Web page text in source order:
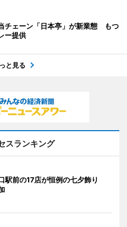
チェーン「日本亭」が新業態 もつ
ー提供
と見る
スランキング
駅前の17店が恒例の七夕飾り